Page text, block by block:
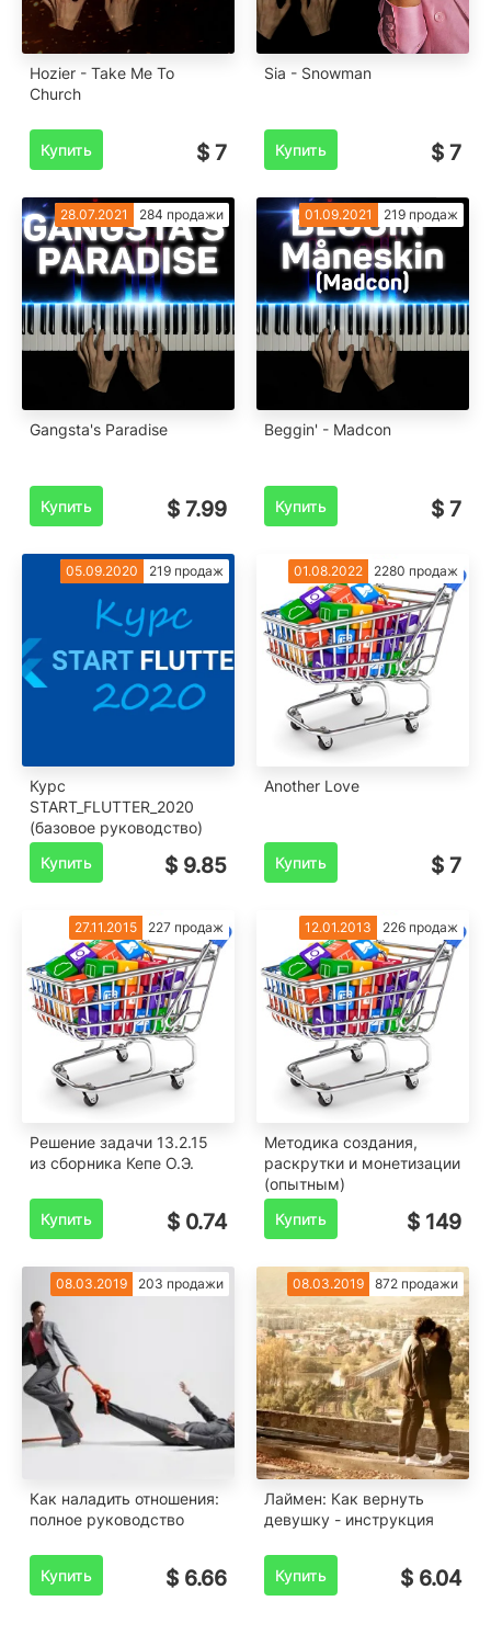
Hozier - Take Me To
Church
Купить $ 7
Sia - Snowman
Купить $ 7
28.07.2021 284 продажи
Gangsta's Paradise
Купить $ 7.99
01.09.2021 219 продаж
Beggin' - Madcon
Купить $ 7
05.09.2020 219 продаж
Курс
START_FLUTTER_2020
(базовое руководство)
Купить
$ 9.85
01.08.2022 2280 продаж
Another Love
Купить $ 7
27.11.2015 227 продаж
Решение задачи 13.2.15
из сборника Кепе О.Э.
Купить $ 0.74
12.01.2013 226 продаж
Методика создания,
раскрутки и монетизации
(опытным)
Купить
$ 149
08.03.2019 203 продажи
Как наладить отношения:
полное руководство
Купить $ 6.66
08.03.2019 872 продажи
Лаймен: Как вернуть
девушку - инструкция
Купить $ 6.04